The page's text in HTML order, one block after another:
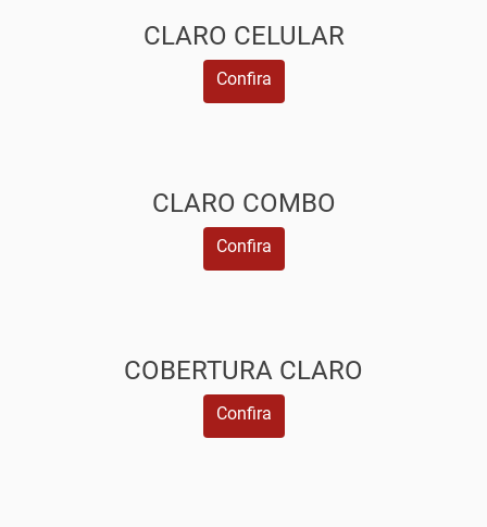
CLARO CELULAR
Confira
CLARO COMBO
Confira
COBERTURA CLARO
Confira